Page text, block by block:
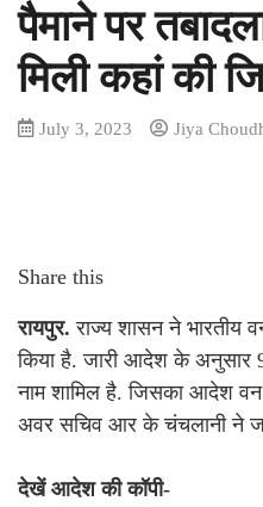
पैमाने पर
मिली कहां की
July 3, 2023 Jiya
Share this
रायपुर. राज्य शासन ने भारतीय
किया है. जारी आदेश के अनुसार
नाम शामिल है. जिसका आदेश वन
अवर सचिव आर के चंचलानी ने
देखें आदेश की कॉपी-